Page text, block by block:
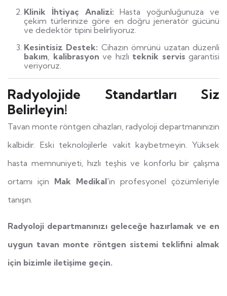
Klinik İhtiyaç Analizi: Hasta yoğunluğunuza ve
çekim türlerinize göre en doğru jeneratör gücünü
ve dedektör tipini belirliyoruz.
Kesintisiz Destek: Cihazın ömrünü uzatan düzenli
bakım kalibrasyon ve hızlı teknik servis garantisi
veriyoruz.
Radyolojide Standartları Siz
Belirleyin!
Tavan monte röntgen cihazları, radyoloji departmanınızın
kalbidir. Eski teknolojilerle vakit kaybetmeyin. Yüksek
hasta memnuniyeti, hızlı teşhis ve konforlu bir çalışma
ortamı için Mak Medikal'in profesyonel çözümleriyle
tanışın.
Radyoloji departmanınızı geleceğe hazırlamak ve en
uygun tavan monte röntgen sistemi teklifini almak
için bizimle iletişime geçin.